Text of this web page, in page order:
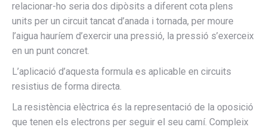
relacionar-ho seria dos dipòsits a diferent cota plens
units per un circuit tancat d’anada i tornada, per moure
l’aigua hauríem d’exercir una pressió, la pressió s’exerceix
en un punt concret.
L’aplicació d’aquesta formula es aplicable en circuits
resistius de forma directa.
La resistència elèctrica és la representació de la oposició
que tenen els electrons per seguir el seu camí. Compleix